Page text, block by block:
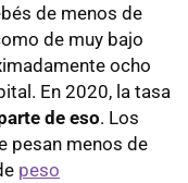
de menos de
de muy bajo
ocho
En 2020, la tasa
de eso. Los
pesan menos de
peso